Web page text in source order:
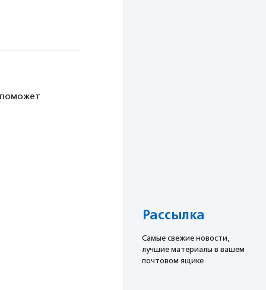
Рассылка
Cамые свежие новости,
лучшие материалы в вашем
почтовом ящике